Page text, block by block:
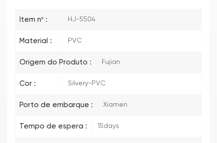
Item nº : HJ-5504
Material : PVC
Origem do Produto : Fujian
Cor : Silvery-PVC
Porto de embarque : Xiamen
Tempo de espera : 15days